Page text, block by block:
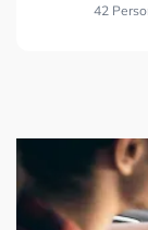
42